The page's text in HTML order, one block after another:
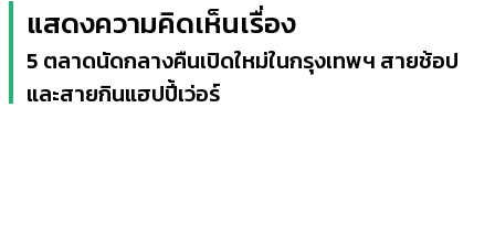
แสดงความคิดเห็นเรื่อง
5 ตลาดนัดกลางคืนเปิดใหม่ในกรุงเทพฯ สายช้อป
และสายกินแฮปปี้เว่อร์